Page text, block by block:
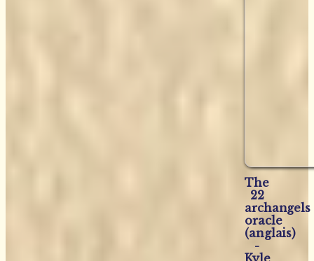
The
22
archangels
oracle
(anglais)
-